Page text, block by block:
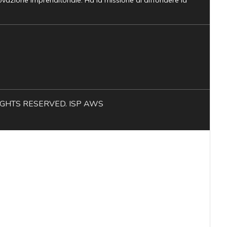
RESERVED. ISP AWS